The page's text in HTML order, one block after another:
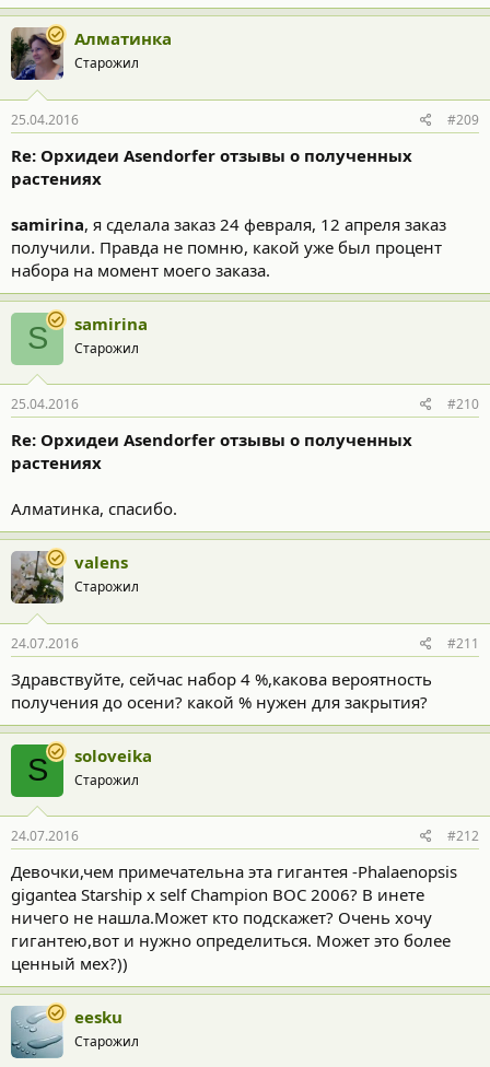
Алматинка
Старожил
25.04.2016 #209
Re: Орхидеи Asendorfer отзывы о полученных
растениях
samirina, я сделала заказ 24 февраля, 12 апреля заказ
получили. Правда не помню, какой уже был процент
набора на момент моего заказа.
S samirina
Старожил
25.04.2016 #210
Re: Орхидеи Asendorfer отзывы о полученных
растениях
Алматинка, спасибо.
valens
Старожил
24.07.2016 #211
Здравствуйте, сейчас набор 4 %,какова вероятность
получения до осени? какой % нужен для закрытия?
S soloveika
Старожил
24.07.2016 #212
Девочки,чем примечательна эта гигантея -Phalaenopsis
gigantea Starship x self Champion BOC 2006? В инете
ничего не нашла.Может кто подскажет? Очень хочу
гигантею,вот и нужно определиться. Может это более
ценный мех?))
eesku
Старожил